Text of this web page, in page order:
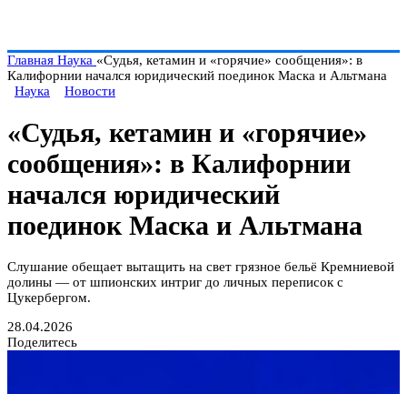
Главная Наука «Судья, кетамин и «горячие» сообщения»: в
Калифорнии начался юридический поединок Маска и Альтмана
Наука
Новости
«Судья, кетамин и «горячие»
сообщения»: в Калифорнии
начался юридический
поединок Маска и Альтмана
Слушание обещает вытащить на свет грязное бельё Кремниевой
долины — от шпионских интриг до личных переписок с
Цукербергом.
28.04.2026
Поделитесь